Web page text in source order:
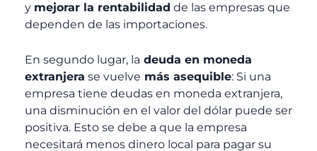
y mejorar la rentabilidad de las empresas que
dependen de las importaciones.
En segundo lugar, la deuda en moneda
extranjera se vuelve más asequible: Si una
empresa tiene deudas en moneda extranjera,
una disminución en el valor del dólar puede ser
positiva. Esto se debe a que la empresa
necesitará menos dinero local para pagar su